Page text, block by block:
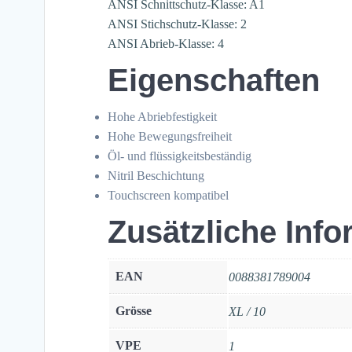
ANSI Schnittschutz-Klasse: A1
ANSI Stichschutz-Klasse: 2
ANSI Abrieb-Klasse: 4
Eigenschaften
Hohe Abriebfestigkeit
Hohe Bewegungsfreiheit
Öl- und flüssigkeitsbeständig
Nitril Beschichtung
Touchscreen kompatibel
Zusätzliche
EAN 0088381789004
Grösse XL / 10
VPE 1